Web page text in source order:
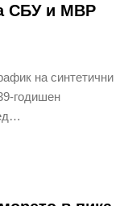
СБУ и МВР
на синтетични
годишен